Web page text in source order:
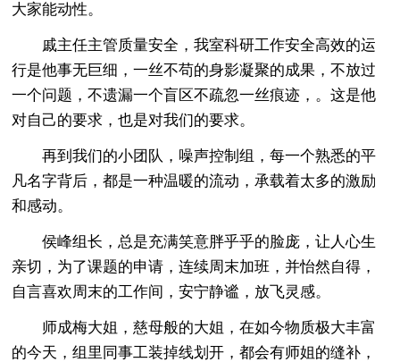
大家能动性。
戚主任主管质量安全，我室科研工作安全高效的运
行是他事无巨细，一丝不苟的身影凝聚的成果，不放过
一个问题，不遗漏一个盲区不疏忽一丝痕迹，。这是他
对自己的要求，也是对我们的要求。
再到我们的小团队，噪声控制组，每一个熟悉的平
凡名字背后，都是一种温暖的流动，承载着太多的激励
和感动。
侯峰组长，总是充满笑意胖乎乎的脸庞，让人心生
亲切，为了课题的申请，连续周末加班，并怡然自得，
自言喜欢周末的工作间，安宁静谧，放飞灵感。
师成梅大姐，慈母般的大姐，在如今物质极大丰富
的今天，组里同事工装掉线划开，都会有师姐的缝补，